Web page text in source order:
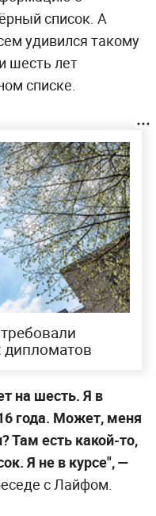
список. А
удивился такому
шесть лет
списке.
на шесть. Я в
года. Может, меня
Там есть какой-то,
Я не в курсе", —
с Лайфом.